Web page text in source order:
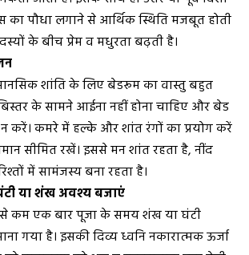
का पौधा लगाने से आर्थिक स्थिति मजबूत होती
के बीच प्रेम व मधुरता बढ़ती है।
शांति के लिए बेडरूम का वास्तु बहुत
के सामने आईना नहीं होना चाहिए और बेड
करें। कमरे में हल्के और शांत रंगों का प्रयोग करें
सीमित रखें। इससे मन शांत रहता है, नींद
में सामंजस्य बना रहता है।
या शंख अवश्य बजाएं
कम एक बार पूजा के समय शंख या घंटी
गया है। इसकी दिव्य ध्वनि नकारात्मक ऊर्जा